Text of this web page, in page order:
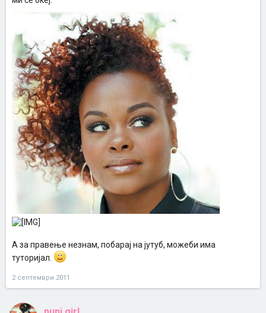
А за правење незнам, побарај на јутуб, можеби има
туторијал.
2 септември 2011